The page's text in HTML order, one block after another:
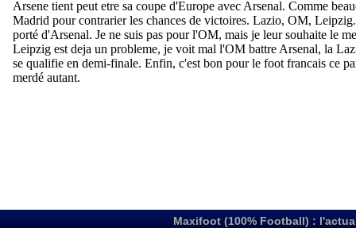
Maxifoot (100% Football) :